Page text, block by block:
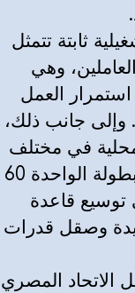
ثابتة تتمثل
وهي
العمل
وإلى جانب ذلك،
نحو 13 بطولة محلية في مختلف
الألعاب التابعة له، تتجاوز ميزانية البطولة الواحدة 60
قاعدة
وصقل قدرات
الاتحاد المصري